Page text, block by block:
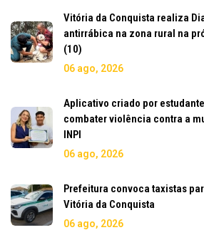
Vitória da Conquista realiza
antirrábica na zona rural na
(10)
06 ago, 2026
Aplicativo criado por
combater violência contra a
INPI
06 ago, 2026
Prefeitura convoca taxistas
Vitória da Conquista
06 ago, 2026